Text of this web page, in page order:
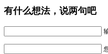
有什么想法，说两句吧